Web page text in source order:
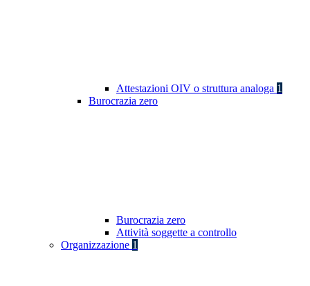
Attestazioni OIV o struttura analoga 1
Burocrazia zero
Burocrazia zero
Attività soggette a controllo
Organizzazione 1